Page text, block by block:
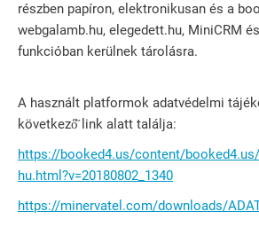
részben papíron, elektronikusan és a
webgalamb.hu, elegedett.hu, MiniCRM
funkcióban kerülnek tárolásra.
A használt platformok adatvédelmi
következő̋ link alatt találja:
https://booked4.us/content/
hu.html?v=20180802_1340
https://minervatel.com/downloads/